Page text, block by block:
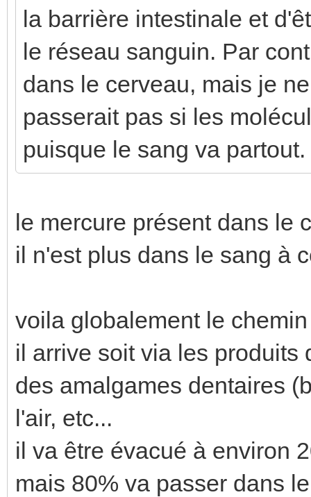
la barrière intestinale et
le réseau sanguin. Par
dans le cerveau, mais je
passerait pas si les
puisque le sang va partout.
le mercure présent dans le
il n'est plus dans le sang à
voila globalement le
il arrive soit via les produits
des amalgames dentaires
l'air, etc...
il va être évacué à environ
mais 80% va passer dans